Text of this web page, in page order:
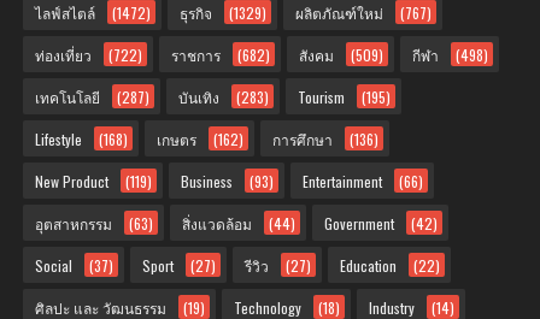
ไลฟ์สไตล์ (1472) ธุรกิจ (1329) ผลิตภัณฑ์ใหม่ (767)
ท่องเที่ยว (722) ราชการ (682) สังคม (509) กีฬา (498)
เทคโนโลยี (287) บันเทิง (283) Tourism (195)
Lifestyle (168) เกษตร (162) การศึกษา (136)
New Product (119) Business (93) Entertainment (66)
อุตสาหกรรม (63) สิ่งแวดล้อม (44) Government (42)
Social (37) Sport (27) รีวิว (27) Education (22)
ศิลปะ และ วัฒนธรรม (19) Technology (18) Industry (14)